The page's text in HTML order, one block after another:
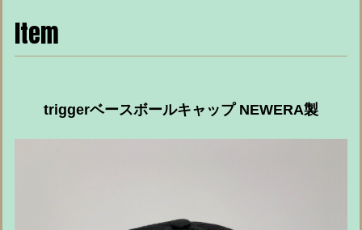
Item
triggerベースボールキャップ NEWERA製